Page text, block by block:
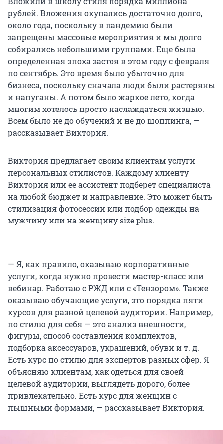
рублей. Вложения окупались достаточно долго,
около года, поскольку в пандемию были
запрещены массовые мероприятия и мы долго
собирались небольшими группами. Еще была
определенная эпоха застоя в этом году с февраля
по сентябрь. Это время было убыточно для
бизнеса, поскольку сначала люди были растеряны
и напуганы. А потом было жаркое лето, когда
многим хотелось просто наслаждаться жизнью.
Всем было не до обучений и не до шоппинга, —
рассказывает Виктория.
Виктория предлагает своим клиентам услуги
персональных стилистов. Каждому клиенту
Виктория или ее ассистент подберет специалиста
на любой бюджет и направление. Это может быть
стилизация фотосессии или подбор одежды на
мужчину или на женщину size plus.
— Я, как правило, оказываю корпоративные
услуги, когда нужно провести мастер-класс или
вебинар. Работаю с РЖД или с «Тензором». Также
оказываю обучающие услуги, это порядка пяти
курсов для разной целевой аудитории. Например,
по стилю для себя — это анализ внешности,
фигуры, способ составления комплектов,
подборка аксессуаров, украшений, обуви и т. д.
Есть курс по стилю для экспертов разных сфер. Я
объясняю клиентам, как одеться для своей
целевой аудитории, выглядеть дорого, более
привлекательно. Есть курс для женщин с
пышными формами, — рассказывает Виктория.